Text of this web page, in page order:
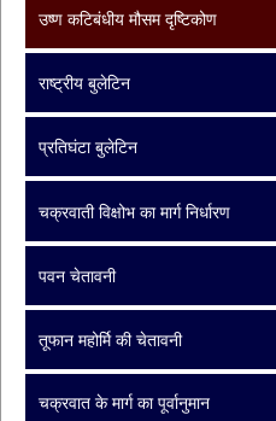
उष्ण कटिबंधीय मौसम दृष्टिकोण
राष्ट्रीय बुलेटिन
प्रतिघंटा बुलेटिन
चक्रवाती विक्षोभ का मार्ग निर्धारण
पवन चेतावनी
तूफान महोर्मि की चेतावनी
चक्रवात के मार्ग का पूर्वानुमान